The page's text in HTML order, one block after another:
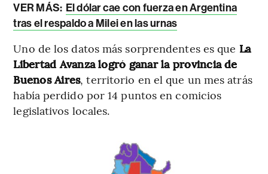
VER MÁS: El dólar cae con fuerza en Argentina
tras el respaldo a Milei en las urnas
Uno de los datos más sorprendentes es que La
Libertad Avanza logró ganar la provincia de
Buenos Aires, territorio en el que un mes atrás
había perdido por 14 puntos en comicios
legislativos locales.